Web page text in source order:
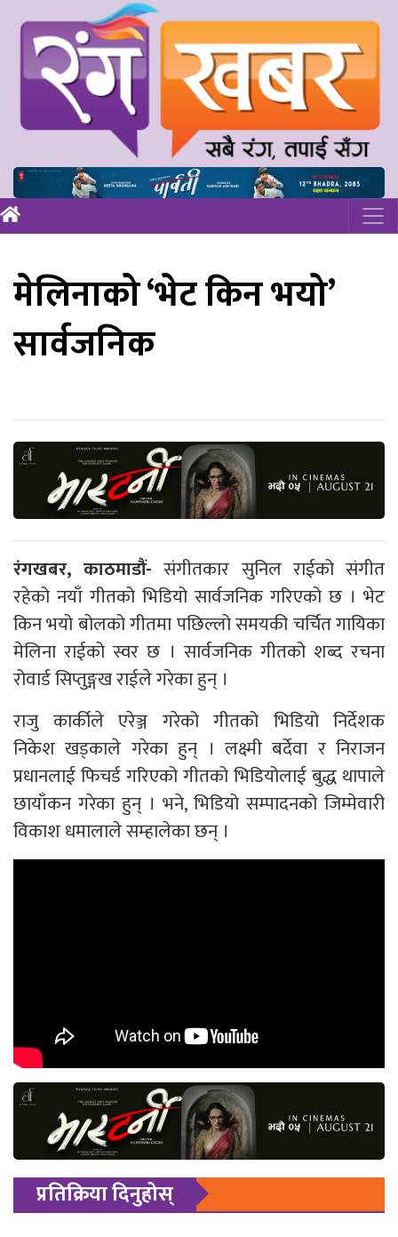
मेलिनाको ‘भेट किन भयो’
सार्वजनिक
रंगखबर, काठमाडौं- संगीतकार सुनिल राईको संगीत
रहेको नयाँ गीतको भिडियो सार्वजनिक गरिएको छ । भेट
किन भयो बोलको गीतमा पछिल्लो समयकी चर्चित गायिका
मेलिना राईको स्वर छ । सार्वजनिक गीतको शब्द रचना
रोवार्ड सिप्तुङ्गख राईले गरेका हुन् ।
राजु कार्कीले एरेञ्ज गरेको गीतको भिडियो निर्देशक
निकेश खड्काले गरेका हुन् । लक्ष्मी बर्देवा र निराजन
प्रधानलाई फिचर्ड गरिएको गीतको भिडियोलाई बुद्ध थापाले
छायाँकन गरेका हुन् । भने, भिडियो सम्पादनको जिम्मेवारी
विकाश धमालाले सम्हालेका छन् ।
प्रतिक्रिया दिनुहोस्